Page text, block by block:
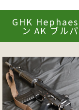
GHK
ン AK ブル